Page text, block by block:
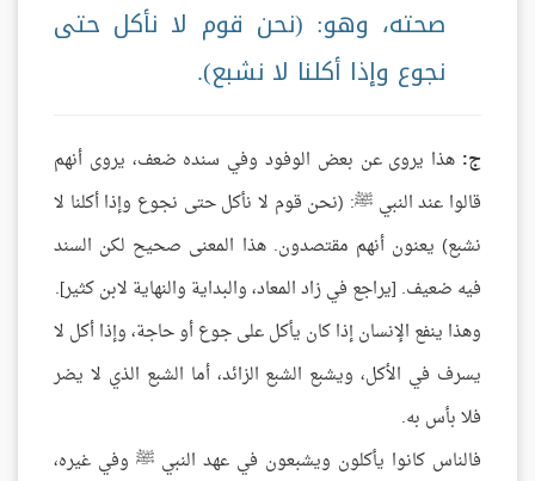
صحته، وهو: (نحن قوم لا نأكل حتى
نجوع وإذا أكلنا لا نشبع).
ج: هذا يروى عن بعض الوفود وفي سنده ضعف، يروى أنهم
قالوا عند النبي ﷺ: (نحن قوم لا نأكل حتى نجوع وإذا أكلنا لا
نشبع) يعنون أنهم مقتصدون. هذا المعنى صحيح لكن السند
فيه ضعيف. [يراجع في زاد المعاد، والبداية والنهاية لابن كثير].
وهذا ينفع الإنسان إذا كان يأكل على جوع أو حاجة، وإذا أكل لا
يسرف في الأكل، ويشبع الشبع الزائد، أما الشبع الذي لا يضر
فلا بأس به.
فالناس كانوا يأكلون ويشبعون في عهد النبي ﷺ وفي غيره،